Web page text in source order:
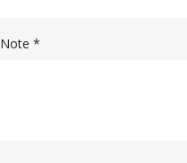
Note *